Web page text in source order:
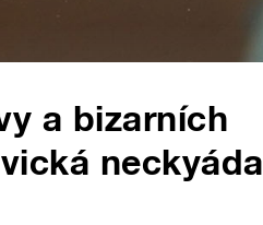
a bizarních
neckyáda